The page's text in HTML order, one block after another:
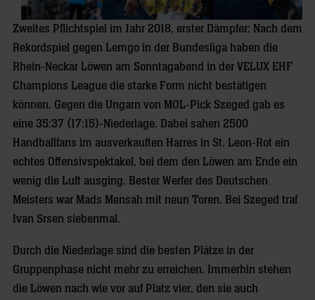
Zweites Pflichtspiel im Jahr 2018, erster Dämpfer: Nach dem
Rekordspiel gegen Lemgo in der Bundesliga haben die
Rhein-Neckar Löwen am Sonntagabend in der VELUX EHF
Champions League die starke Form nicht bestätigen
können. Gegen die Ungarn von MOL-Pick Szeged gab es
eine 35:37 (17:15)-Niederlage. Dabei sahen 2500
Handballfans im ausverkauften Harres in St. Leon-Rot ein
echtes Offensivspektakel, bei dem den Löwen am Ende ein
wenig die Luft ausging. Bester Werfer des Deutschen
Meisters war Mads Mensah mit neun Toren. Bei Szeged traf
Ivan Srsen siebenmal.
Durch die Niederlage sind die besten Plätze in der
Gruppenphase nicht mehr zu erreichen. Immerhin stehen
die Löwen nach wie vor auf Platz vier, den sie auch